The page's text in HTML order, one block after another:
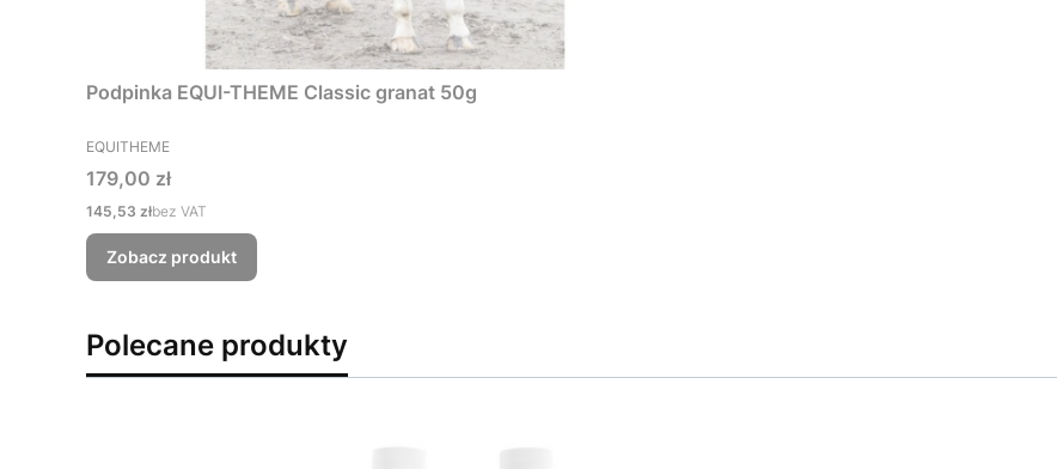
Podpinka EQUI-THEME Classic granat 50g
PRODUCENT
EQUITHEME
Cena
179,00 zł
Cena
145,53 złbez VAT
Zobacz produkt
Polecane produkty